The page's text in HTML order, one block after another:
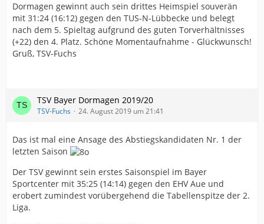
Dormagen gewinnt auch sein drittes Heimspiel souverän
mit 31:24 (16:12) gegen den TUS-N-Lübbecke und belegt
nach dem 5. Spieltag aufgrund des guten Torverhältnisses
(+22) den 4. Platz. Schöne Momentaufnahme - Glückwunsch!
Gruß, TSV-Fuchs
TSV Bayer Dormagen 2019/20
TSV-Fuchs 24. August 2019 um 21:41
Das ist mal eine Ansage des Abstiegskandidaten Nr. 1 der
letzten Saison
Der TSV gewinnt sein erstes Saisonspiel im Bayer
Sportcenter mit 35:25 (14:14) gegen den EHV Aue und
erobert zumindest vorübergehend die Tabellenspitze der 2.
Liga.